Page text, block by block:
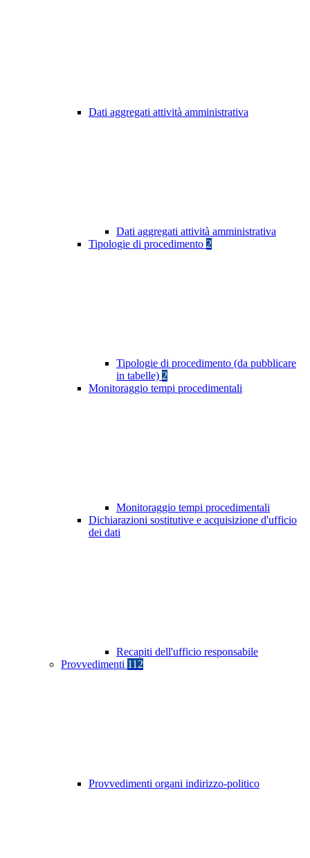
Dati aggregati attività amministrativa
Dati aggregati attività amministrativa
Tipologie di procedimento 2
Tipologie di procedimento (da pubblicare
in tabelle) 2
Monitoraggio tempi procedimentali
Monitoraggio tempi procedimentali
Dichiarazioni sostitutive e acquisizione d'ufficio
dei dati
Recapiti dell'ufficio responsabile
Provvedimenti 112
Provvedimenti organi indirizzo-politico